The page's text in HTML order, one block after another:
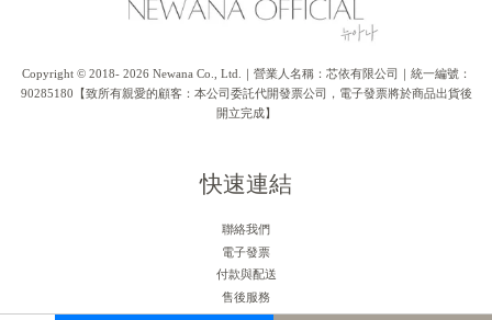
Copyright © 2018- 2026 Newana Co., Ltd.｜營業人名稱：芯依有限公司｜統一編號：
90285180【致所有親愛的顧客：本公司委託代開發票公司，電子發票將於商品出貨後
開立完成】
快速連結
聯絡我們
電子發票
付款與配送
售後服務